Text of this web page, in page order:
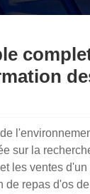
sur la
les ventes
de repas d'os